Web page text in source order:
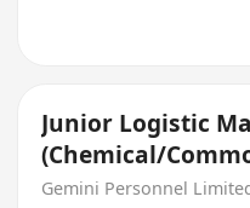
Junior Logistic
(Chemical/
Gemini Personnel